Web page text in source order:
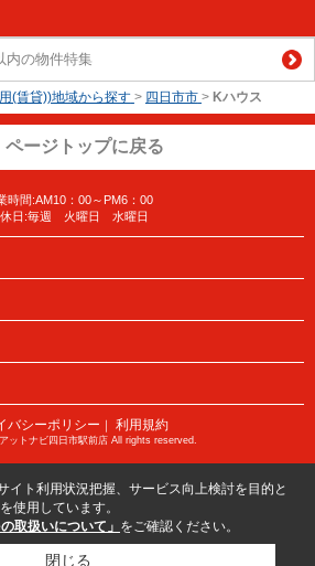
の物件特集
(賃貸))地域から探す > 四日市市 > Kハウス
ページトップに戻る
時間:AM10：00～PM6：00
日:毎週 火曜日 水曜日
バシーポリシー 利用規約
ットナビ四日市駅前店 All rights reserved.
イト利用状況把握、サービス向上検討を目的と
使用しています。
取扱いについて」 をご確認ください。
閉じる